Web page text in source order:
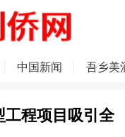
中国新闻 吾乡美
工程项目吸引全